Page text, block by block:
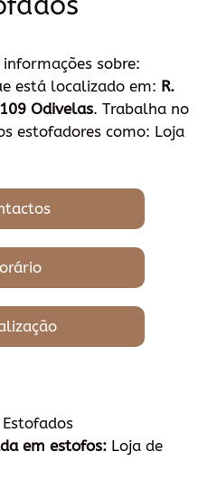
sobre:
está localizado em: R.
Odivelas. Trabalha no
estofadores como: Loja
em estofos: Loja de